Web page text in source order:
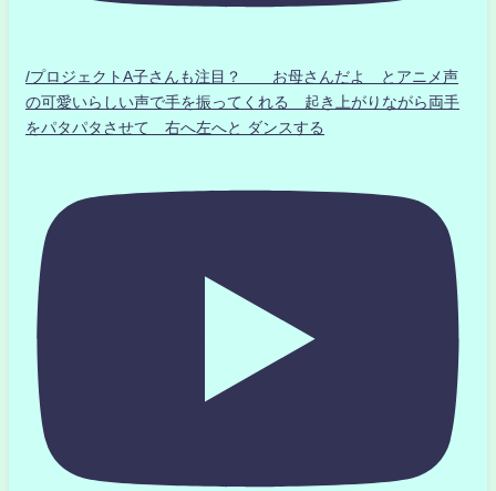
/プロジェクトA子さんも注目？ お母さんだよ とアニメ声
の可愛いらしい声で手を振ってくれる 起き上がりながら両手
をパタパタさせて 右へ左へと ダンスする